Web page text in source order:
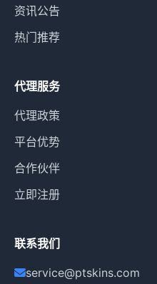
资讯公告
热门推荐
代理服务
代理政策
平台优势
合作伙伴
立即注册
联系我们
service@ptskins.com